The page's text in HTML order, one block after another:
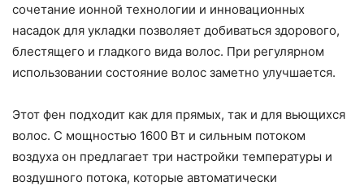
сочетание ионной технологии и инновационных
насадок для укладки позволяет добиваться здорового,
блестящего и гладкого вида волос. При регулярном
использовании состояние волос заметно улучшается.
Этот фен подходит как для прямых, так и для вьющихся
волос. С мощностью 1600 Вт и сильным потоком
воздуха он предлагает три настройки температуры и
воздушного потока, которые автоматически